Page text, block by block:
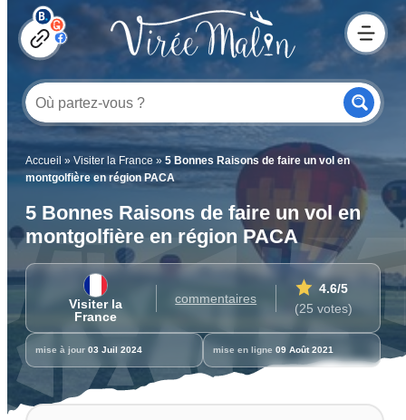
Accueil » Visiter la France» 5 Bonnes Raisons de faire un vol en
montgolfière en région PACA
5 Bonnes Raisons de faire un vol en
montgolfière en région PACA
Visiter la
France
commentaires
4.6/5
(25 votes)
mise à jour 03 Juil 2024 mise en ligne 09 Août 2021